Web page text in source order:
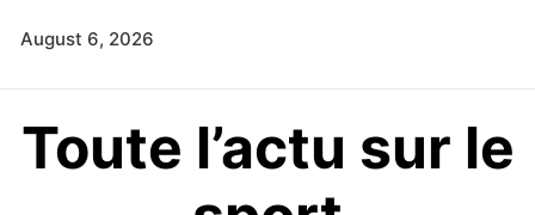
August 6, 2026
Toute l’actu sur le